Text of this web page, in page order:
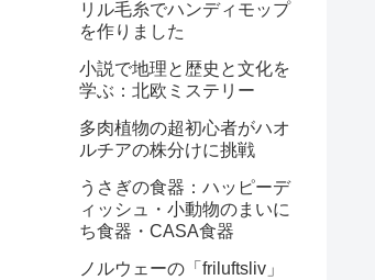
リル毛糸でハンディモップ
を作りました
小説で地理と歴史と文化を
学ぶ：北欧ミステリー
多肉植物の超初心者がハオ
ルチアの株分けに挑戦
うさぎの食器：ハッピーデ
ィッシュ・小動物のまいに
ち食器・CASA食器
ノルウェーの「friluftsliv」